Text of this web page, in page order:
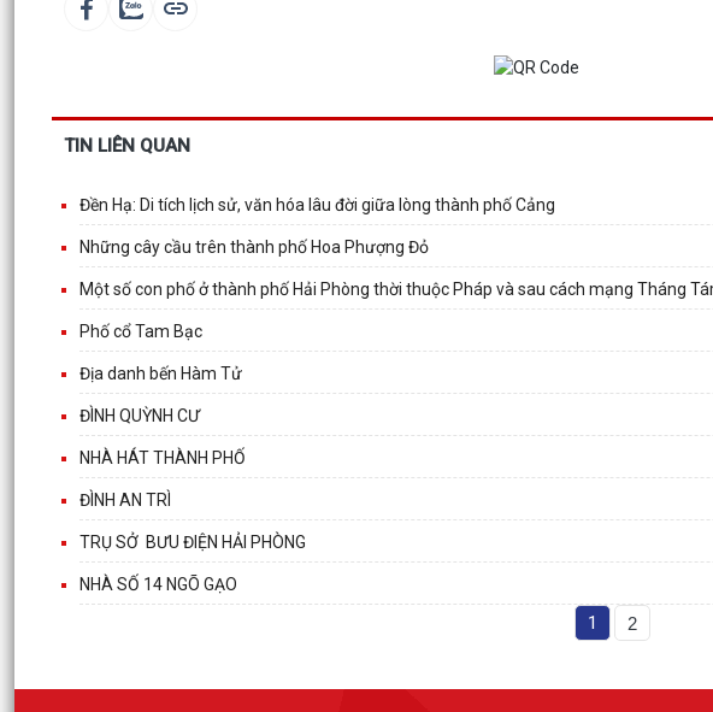
TIN LIÊN QUAN
Đền Hạ: Di tích lịch sử, văn hóa lâu đời giữa lòng thành phố Cảng
Những cây cầu trên thành phố Hoa Phượng Đỏ
Một số con phố ở thành phố Hải Phòng thời thuộc Pháp và sau cách mạng Tháng
Phố cổ Tam Bạc
Địa danh bến Hàm Tử
ĐÌNH QUỲNH CƯ
NHÀ HÁT THÀNH PHỐ
ĐÌNH AN TRÌ
TRỤ SỞ BƯU ĐIỆN HẢI PHÒNG
NHÀ SỐ 14 NGÕ GẠO
1 2